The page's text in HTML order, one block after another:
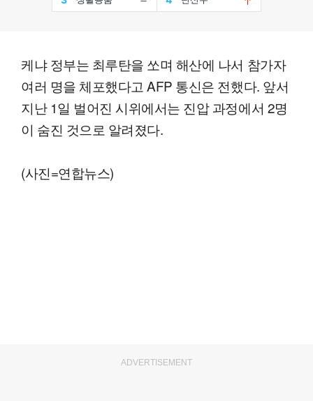
케냐 정부는 최루탄을 쏘며 해산에 나서 참가자
여러 명을 체포했다고 AFP 통신은 전했다. 앞서
지난 1일 벌어진 시위에서는 진압 과정에서 2명
이 숨진 것으로 알려졌다.
(사진=연합뉴스)
ADVERTISEMENT